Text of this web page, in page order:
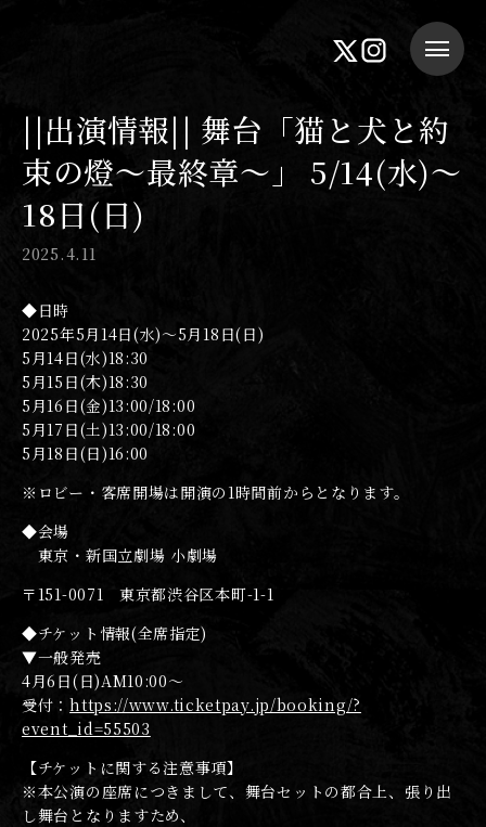
||出演情報|| 舞台「猫と犬と約
束の燈〜最終章〜」 5/14(水)〜
18日(日)
2025.4.11
◆日時
2025年5月14日(水)～5月18日(日)
5月14日(水)18:30
5月15日(木)18:30
5月16日(金)13:00/18:00
5月17日(土)13:00/18:00
5月18日(日)16:00
※ロビー・客席開場は開演の1時間前からとなります。
◆会場
東京・新国立劇場 小劇場
〒151-0071 東京都渋谷区本町-1-1
◆チケット情報(全席指定)
▼一般発売
4月6日(日)AM10:00〜
受付：https://www.ticketpay.jp/booking/?
event_id=55503
【チケットに関する注意事項】
※本公演の座席につきまして、舞台セットの都合上、張り出
し舞台となりますため、